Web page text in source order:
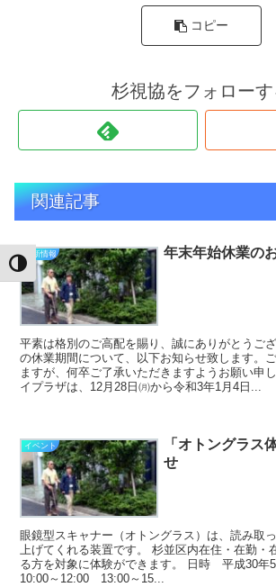
Toggle High Contrast
コピー
杉視協をフォローす
関連記事
最新情報 年末年始休業の
平素は格別のご高配を賜り、誠にありがとうご
の休業期間について、以下お知らせ致します。
ますが、何卒ご了承いただきますようお願い申
イプラザは、12月28日㈪から令和3年1月4日...
イベント
「オトングラス
せ
眼鏡型スキャナー（オトングラス）は、読み取
上げてくれる装置です。 杉並区内在住・在勤・
る方を対象に体験ができます。 日時 平成30年
10:00～12:00 13:00～15...